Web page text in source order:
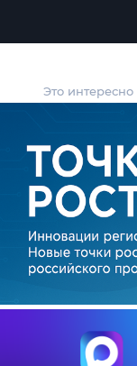
Это интересно